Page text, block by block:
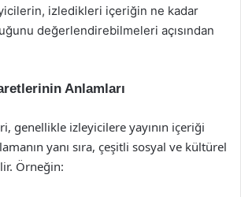
izledikleri içeriğin ne kadar
değerlendirebilmeleri açısından
Anlamları
genellikle izleyicilere yayının içeriği
yanı sıra, çeşitli sosyal ve kültürel
Örneğin: